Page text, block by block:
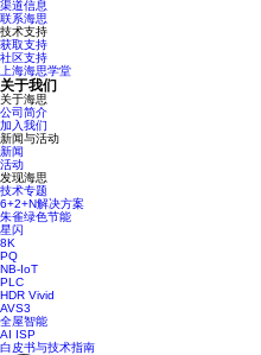
渠道信息
联系海思
技术支持
获取支持
社区支持
上海海思学堂
关于我们
关于海思
公司简介
加入我们
新闻与活动
新闻
活动
发现海思
技术专题
6+2+N解决方案
朱雀绿色节能
星闪
8K
PQ
NB-IoT
PLC
HDR Vivid
AVS3
全屋智能
AI ISP
白皮书与技术指南